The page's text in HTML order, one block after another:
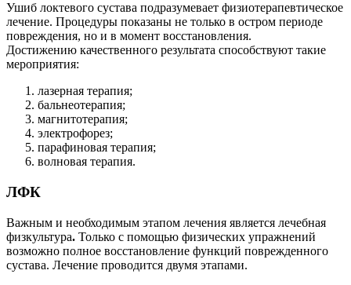
Ушиб локтевого сустава подразумевает физиотерапевтическое
лечение. Процедуры показаны не только в остром периоде
повреждения, но и в момент восстановления.
Достижению качественного результата способствуют такие
мероприятия:
лазерная терапия;
бальнеотерапия;
магнитотерапия;
электрофорез;
парафиновая терапия;
волновая терапия.
ЛФК
Важным и необходимым этапом лечения является лечебная
физкультура. Только с помощью физических упражнений
возможно полное восстановление функций поврежденного
сустава. Лечение проводится двумя этапами.